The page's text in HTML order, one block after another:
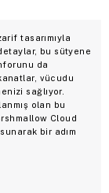
tasarımıyla
bu sütyene
da
vücudu
sağlıyor.
olan bu
Cloud
bir adım